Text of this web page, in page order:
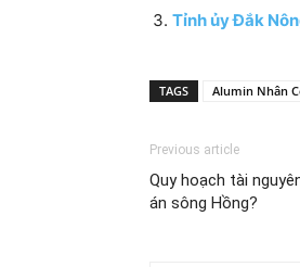
Tỉnh ủy Đắk
TAGS Alumin Nhân
Previous article
Quy hoạch tài
án sông Hồng?